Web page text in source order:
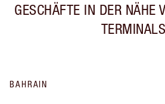
GESCHÄFTE IN DER NÄHE
TERMINALS
BAHRAIN